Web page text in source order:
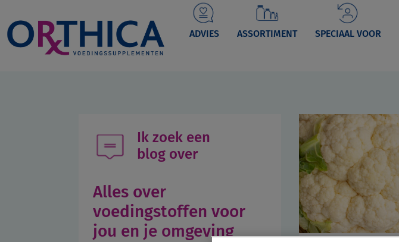
navigation
ADVIES ASSORTIMENT SPECIAAL VOOR
Ik zoek een
blog over
Alles over
voedingstoffen voor
jou en je omgeving